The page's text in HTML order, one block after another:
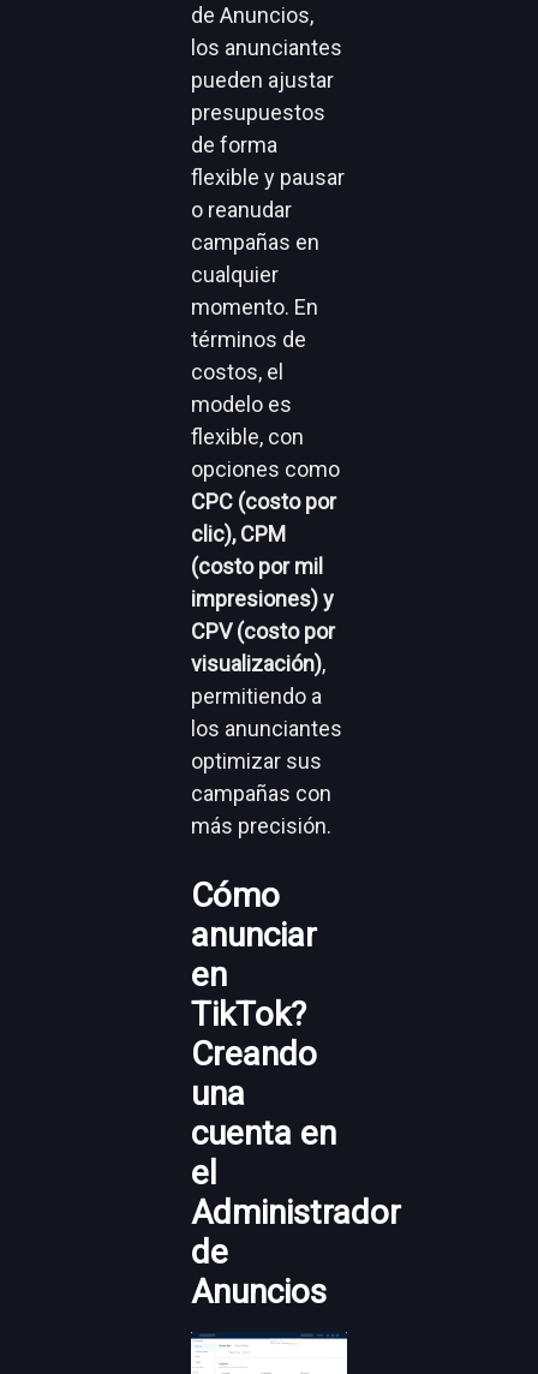
de Anuncios,
los anunciantes
pueden ajustar
presupuestos
de forma
flexible y pausar
o reanudar
campañas en
cualquier
momento. En
términos de
costos, el
modelo es
flexible, con
opciones como
CPC (costo por
clic), CPM
(costo por mil
impresiones) y
CPV (costo por
visualización),
permitiendo a
los anunciantes
optimizar sus
campañas con
más precisión.
Cómo
anunciar
en
TikTok?
Creando
una
cuenta en
el
Administrador
de
Anuncios